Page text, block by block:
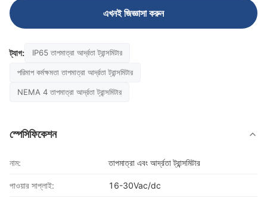
এখনই জিজ্ঞাসা করুন
ট্যাগ: IP65 তাপমাত্রা আর্দ্রতা ট্রান্সমিটার
পরিমাপ কর্মক্ষমতা তাপমাত্রা আর্দ্রতা ট্রান্সমিটার
NEMA 4 তাপমাত্রা আর্দ্রতা ট্রান্সমিটার
স্পেসিফিকেশন
নাম: তাপমাত্রা এবং আর্দ্রতা ট্রান্সমিটার
পাওয়ার সাপ্লাই: 16-30Vac/dc